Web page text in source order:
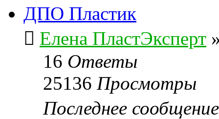
ДПО Пластик
Елена ПластЭксперт
16 Ответы
25136 Просмотры
Последнее